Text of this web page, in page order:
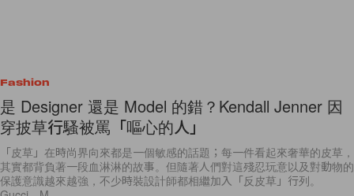
Fashion
是 Designer 還是 Model 的錯？Kendall Jenner 因
穿披草行騷被罵「嘔心的人」
「皮草」在時尚界向來都是一個敏感的話題；每一件看起來奢華的皮草，
其實都背負著一段血淋淋的故事。但隨著人們對這殘忍玩意以及對動物的
保護意識越來越強，不少時裝設計師都相繼加入「反皮草」行列。